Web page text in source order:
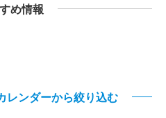
め情報
レンダーから絞り込む